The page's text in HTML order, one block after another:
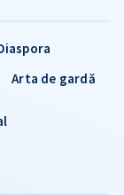
Arta de gardă